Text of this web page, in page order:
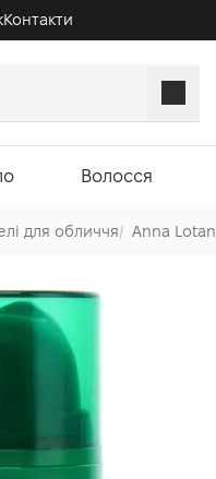
Контакти
Волосся
для обличчя/ Anna Lotan